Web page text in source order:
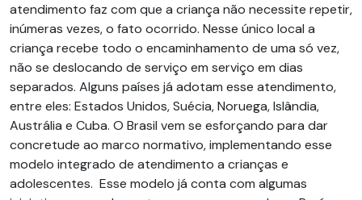
atendimento faz com que a criança não necessite repetir,
inúmeras vezes, o fato ocorrido. Nesse único local a
criança recebe todo o encaminhamento de uma só vez,
não se deslocando de serviço em serviço em dias
separados. Alguns países já adotam esse atendimento,
entre eles: Estados Unidos, Suécia, Noruega, Islândia,
Austrália e Cuba. O Brasil vem se esforçando para dar
concretude ao marco normativo, implementando esse
modelo integrado de atendimento a crianças e
adolescentes. Esse modelo já conta com algumas